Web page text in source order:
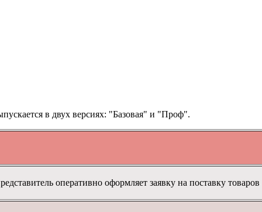
в двух версиях: "Базовая" и "Проф".
оперативно оформляет заявку на поставку товаров